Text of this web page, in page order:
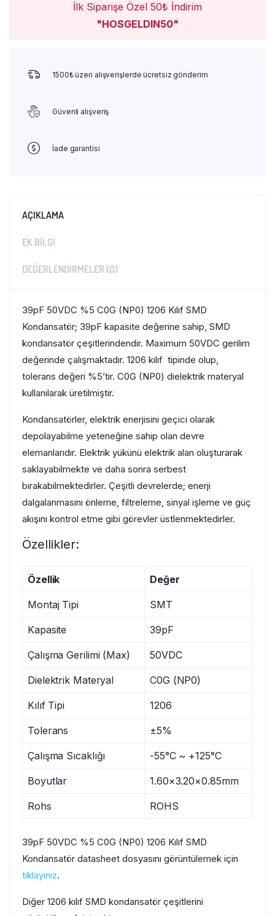
İlk Siparişe Özel 50₺ İndirim
"HOSGELDIN50"
1500₺ üzeri alışverişlerde ücretsiz gönderim
Güvenli alışveriş
İade garantisi
AÇIKLAMA
EK BILGI
DEĞERLENDIRMELER (0)
39pF 50VDC %5 C0G (NP0) 1206 Kılıf SMD
Kondansatör; 39pF kapasite değerine sahip, SMD
kondansatör çeşitlerindendir. Maximum 50VDC gerilim
değerinde çalışmaktadır. 1206 kılıf tipinde olup,
tolerans değeri %5’tir. C0G (NP0) dielektrik materyal
kullanılarak üretilmiştir.
Kondansatörler, elektrik enerjisini geçici olarak
depolayabilme yeteneğine sahip olan devre
elemanlarıdır. Elektrik yükünü elektrik alan oluşturarak
saklayabilmekte ve daha sonra serbest
bırakabilmektedirler. Çeşitli devrelerde; enerji
dalgalanmasını önleme, filtreleme, sinyal işleme ve güç
akışını kontrol etme gibi görevler üstlenmektedirler.
Özellikler:
Özellik Değer
Montaj Tipi SMT
Kapasite 39pF
Çalışma Gerilimi (Max) 50VDC
Dielektrik Materyal C0G (NP0)
Kılıf Tipi 1206
Tolerans ±5%
Çalışma Sıcaklığı -55°C ~ +125°C
Boyutlar 1.60×3.20×0.85mm
Rohs ROHS
39pF 50VDC %5 C0G (NP0) 1206 Kılıf SMD
Kondansatör datasheet dosyasını görüntülemek için
tıklayınız.
Diğer 1206 kılıf SMD kondansatör çeşitlerini